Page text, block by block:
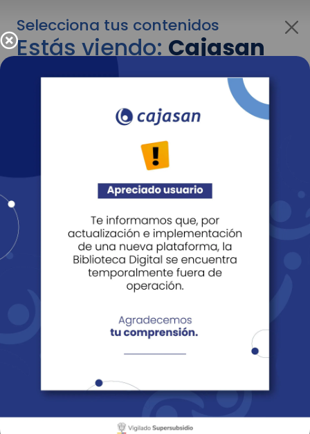
Selecciona tus contenidos
Estás viendo:Cajasan
para personas
Para cambiar al contenido de tu interés más
adelante recuerda utilizar el menú
Entendido
Revista Fácil Vivir
Sedes Directorio Servicios En Línea